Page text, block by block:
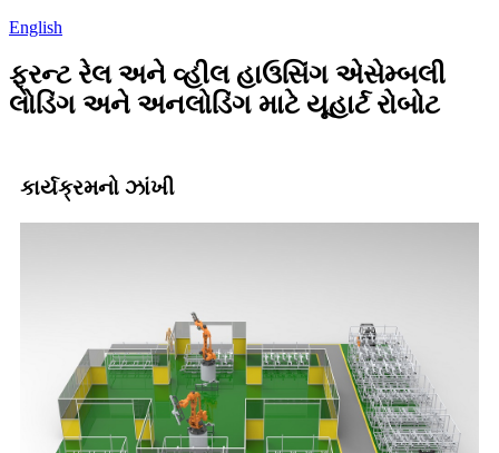
English
ફ્રન્ટ રેલ અને વ્હીલ હાઉસિંગ એસેમ્બલી
લોડિંગ અને અનલોડિંગ માટે યૂહાર્ટ રોબોટ
કાર્યક્રમનો ઝાંખી